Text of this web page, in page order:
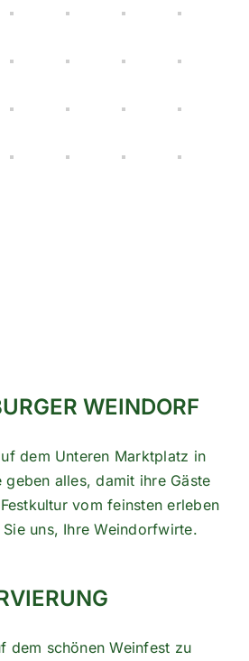
WEINDORF
dem Unteren Marktplatz in
alles, damit ihre Gäste
vom feinsten erleben
uns, Ihre Weindorfwirte.
dem schönen Weinfest zu